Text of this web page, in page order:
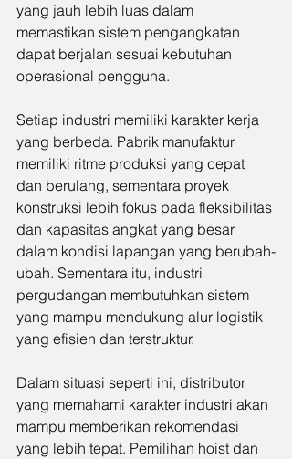
yang jauh lebih luas dalam
memastikan sistem pengangkatan
dapat berjalan sesuai kebutuhan
operasional pengguna.
Setiap industri memiliki karakter kerja
yang berbeda. Pabrik manufaktur
memiliki ritme produksi yang cepat
dan berulang, sementara proyek
konstruksi lebih fokus pada fleksibilitas
dan kapasitas angkat yang besar
dalam kondisi lapangan yang berubah-
ubah. Sementara itu, industri
pergudangan membutuhkan sistem
yang mampu mendukung alur logistik
yang efisien dan terstruktur.
Dalam situasi seperti ini, distributor
yang memahami karakter industri akan
mampu memberikan rekomendasi
yang lebih tepat. Pemilihan hoist dan